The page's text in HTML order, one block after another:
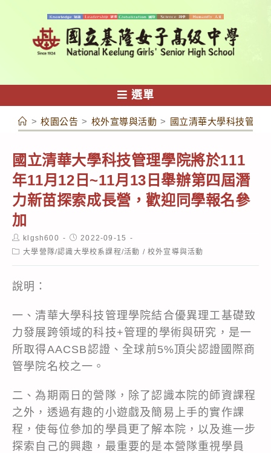
容
選單
> 校園公告 > 校外宣導與活動 > 國立清華大學科技管理
國立清華大學科技管理學院將於111
年11月12日~11月13日舉辦第四屆潛
力新苗探索成長營，歡迎同學報名參
加
Post
author:
klgsh600
Post
published:
2022-09-15
Post大學營隊/認識大學校系課程/活動 / 校外宣導與活動
說明：
一、清華大學科技管理學院結合優異理工基礎致
力發展跨領域的科技+管理的學術與研究，是一
所取得AACSB認證、全球前5%頂尖認證國際商
管學院名校之一。
二、為期兩日的營隊，除了認識本院的師資課程
之外，透過有趣的小遊戲及簡易上手的實作課
程，使每位參加的學員更了解本院，以及進一步
探索自己的興趣，最重要的是本營隊重視學員